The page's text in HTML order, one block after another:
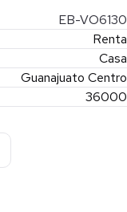
EB-VO6130
Renta
Casa
Guanajuato Centro
36000